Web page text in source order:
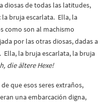
diosas de todas las latitudes,
bruja escarlata. Ella, la
como son al machismo
por las otras diosas, dadas a
Ella, la bruja escarlata, la bruja
die ältere Hexe!
que esos seres extraños,
una embarcación digna,